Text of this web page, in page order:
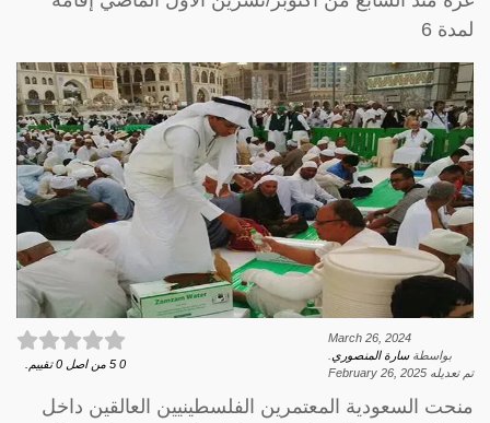
لمدة 6
March 26, 2024
بواسطةسارة المنصوري
تم تعديله February 26, 2025
0
5 من اصل 0 تقييم.
منحت السعودية المعتمرين الفلسطينيين العالقين داخل